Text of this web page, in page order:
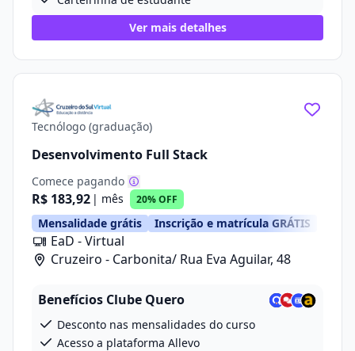
Ver mais detalhes
Tecnólogo (graduação)
Desenvolvimento Full Stack
Comece pagando
R$ 183,92 | mês 20% OFF
Mensalidade grátis Inscrição e matrícula GRÁTIS
EaD - Virtual
Cruzeiro - Carbonita/ Rua Eva Aguilar, 48
Benefícios Clube Quero
Desconto nas mensalidades do curso
Acesso a plataforma Allevo